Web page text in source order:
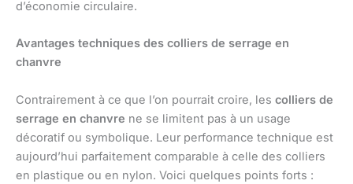
d’économie circulaire.
Avantages techniques des colliers de serrage en
chanvre
Contrairement à ce que l’on pourrait croire, les colliers de
serrage en chanvre ne se limitent pas à un usage
décoratif ou symbolique. Leur performance technique est
aujourd’hui parfaitement comparable à celle des colliers
en plastique ou en nylon. Voici quelques points forts :